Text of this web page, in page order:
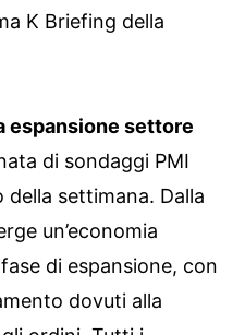
K Briefing della
espansione settore
di sondaggi PMI
della settimana. Dalla
un’economia
di espansione, con
dovuti alla